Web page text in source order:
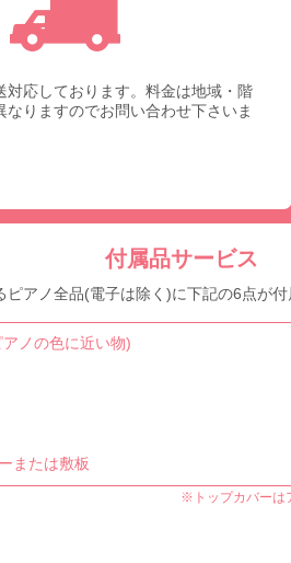
対応しております。料金は地域・階
なりますのでお問い合わせ下さいま
付属品サービス
ピアノ全品(電子は除く)に下記の6点が付
ノの色に近い物)
または敷板
※トップカバーは